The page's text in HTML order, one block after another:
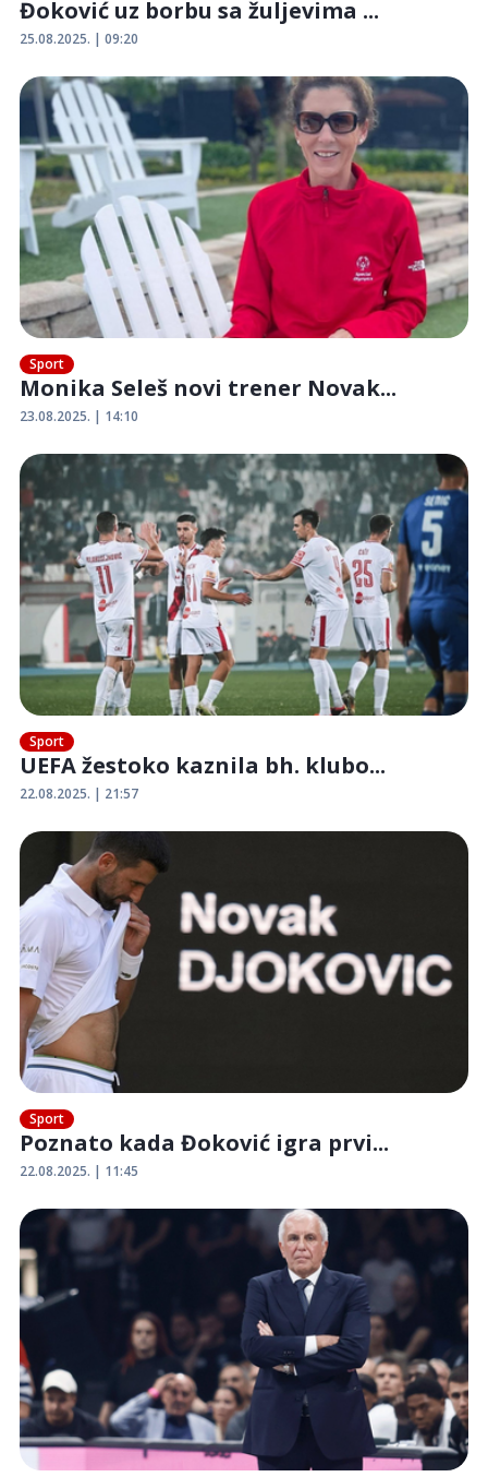
Đoković uz borbu sa žuljevima ...
25.08.2025. | 09:20
Sport
Monika Seleš novi trener Novak...
23.08.2025. | 14:10
Sport
UEFA žestoko kaznila bh. klubo...
22.08.2025. | 21:57
Sport
Poznato kada Đoković igra prvi...
22.08.2025. | 11:45